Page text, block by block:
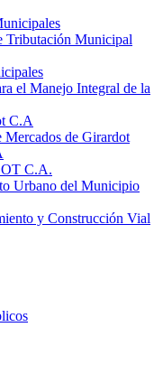
Tributación Municipal
el Manejo Integral de la
C.A
de Girardot
C.A.
Urbano del Municipio
y Construcción Vial